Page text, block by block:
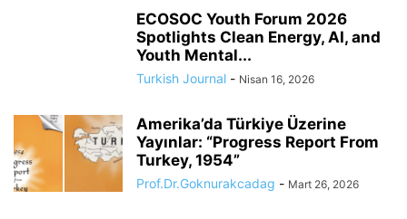
ECOSOC Youth Forum 2026
Spotlights Clean Energy, AI, and
Youth Mental...
Turkish Journal - Nisan 16, 2026
Amerika’da Türkiye Üzerine
Yayınlar: “Progress Report From
Turkey, 1954”
Prof.Dr.Goknurakcadag - Mart 26, 2026